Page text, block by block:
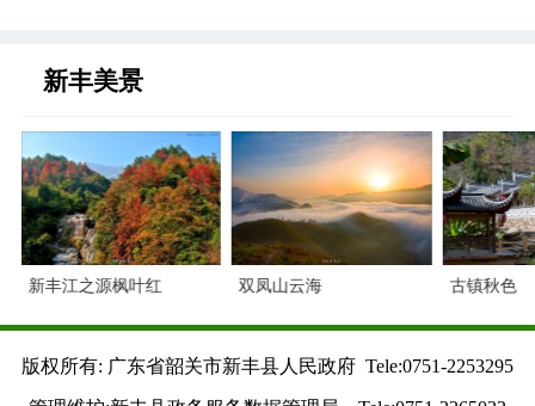
新丰美景
新丰江之源枫叶红 双凤山云海 古镇秋色
版权所有: 广东省韶关市新丰县人民政府 Tele:0751-2253295